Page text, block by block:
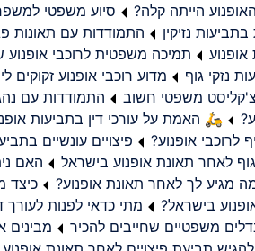
הייתה קלה?
סיוע משפטי
נזיקין
התמודדות עם תאונות
תמיכה משפטית לרוכבי אופנוע
נזקי גוף
מדוע רוכבי אופנוע זקוקים
משפטי חשוב
התמודדות עם
🛵 האמת על עורכי דין בתביעות
אופנוע?
פיצויים עונשיים
לאחר תאונת אופנוע בישראל
האם
מגיע לך לאחר תאונת אופנוע?
כיצד
בישראל?
מתי כדאי לפנות לעורך
משפטיים שחייבים להכיר
מבינים